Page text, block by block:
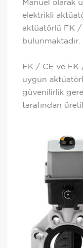
Manuel olarak
elektrikli
aktüatörlü FK /
bulunmaktadır.
FK / CE ve FK
uygun
güvenilirlik
tarafından